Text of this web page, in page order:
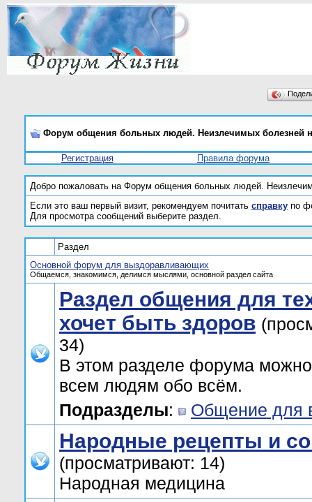
Форум общения больных людей. Неизлечимых болезней
Регистрация Правила форума
Добро пожаловать на Форум общения больных людей.
Если это ваш первый визит, рекомендуем почитать справку по
Для просмотра сообщений выберите раздел.
Раздел
Основной форум для выздоравливающих
Общаемся, знакомимся, делимся мыслями, основной раздел сайта
Раздел общения для
хочет быть здоров
34)
В этом разделе форума
всем людям обо всём.
Подразделы: Общение для
Народные рецепты и
(просматривают: 14)
Народная медицина